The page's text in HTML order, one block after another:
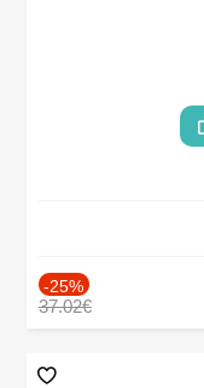
-25%
37.02€